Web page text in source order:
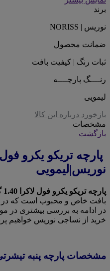
برند
نوریس | NORISS
ضمانت محصول
ثبات رنگ | کیفیت بافت
رنــــگ پارچــــه
لیمویی
بازخورد درباره این کالا
مشخصات
بازگشت
نوریس|لیمویی
پارچه تریکو یکرو فول لاکرا 1.40 گردباف لیمویی
بافت خاص و محبوب است که در
خرید از نساجی نوریس خواهیم
مشخصات پارچه پنبه